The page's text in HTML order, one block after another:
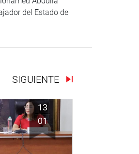
del Estado de
SIGUIENTE
13
01